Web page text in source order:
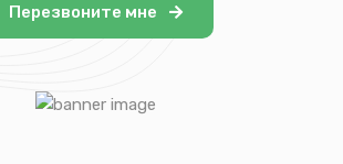
Перезвоните мне